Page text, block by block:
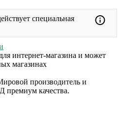
специальная
интернет-магазина и может
магазинах
производитель и
премиум качества.